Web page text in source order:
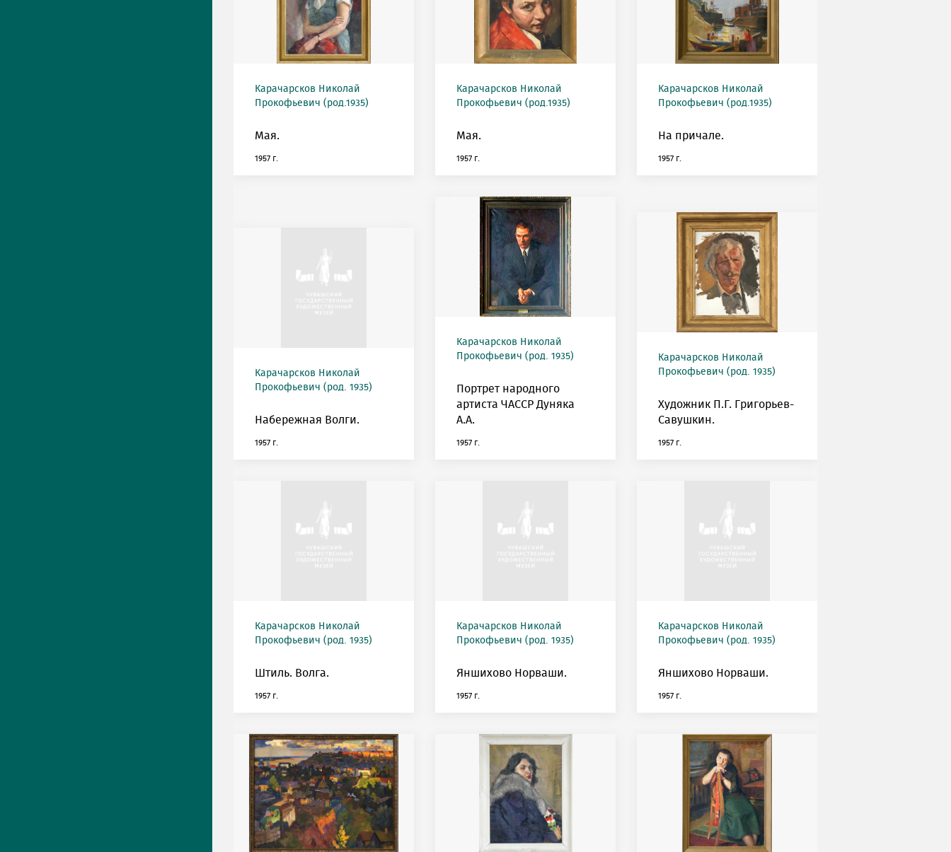
Карачарсков Николай
Прокофьевич (род.1935)
Мая.
1957 г.
Карачарсков Николай
Прокофьевич (род.1935)
Мая.
1957 г.
Карачарсков Николай
Прокофьевич (род.1935)
На причале.
1957 г.
Карачарсков Николай
Прокофьевич (род. 1935)
Набережная Волги.
1957 г.
Карачарсков Николай
Прокофьевич (род. 1935)
Портрет народного
артиста ЧАССР Дуняка
А.А.
1957 г.
Карачарсков Николай
Прокофьевич (род. 1935)
Художник П.Г. Григорьев-
Савушкин.
1957 г.
Карачарсков Николай
Прокофьевич (род. 1935)
Штиль. Волга.
1957 г.
Карачарсков Николай
Прокофьевич (род. 1935)
Яншихово Норваши.
1957 г.
Карачарсков Николай
Прокофьевич (род. 1935)
Яншихово Норваши.
1957 г.